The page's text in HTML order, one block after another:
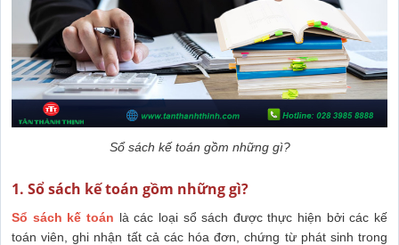
Sổ sách kế toán gồm những gì?
1. Sổ sách kế toán gồm những gì?
Sổ sách kế toán là các loại sổ sách được thực hiện bởi các kế
toán viên, ghi nhận tất cả các hóa đơn, chứng từ phát sinh trong